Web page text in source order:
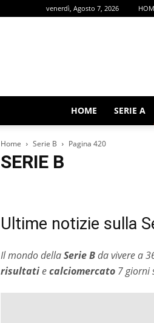
venerdì, Agosto 7, 2026
HOME SERIE A
Home Serie B Pagina 420
SERIE B
Ultime notizie sulla
Il mondo dellaSerie Bda vivere a
risultatiecalciomercato 7 giorni